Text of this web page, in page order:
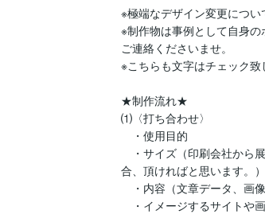
※極端なデザイン変更につい
※制作物は事例として自身
ご連絡くださいませ。
※こちらも文字はチェック致
★制作流れ★
⑴〈打ち合わせ〉
・使用目的
・サイズ（印刷会社から
合、頂ければと思います。）
・内容（文章データ、画
・イメージするサイトや